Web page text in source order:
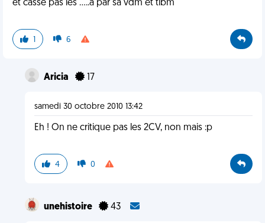
et casse pas les .....a par sa vdm et tlbm
1 6
Aricia 17
samedi 30 octobre 2010 13:42
Eh ! On ne critique pas les 2CV, non mais :p
4 0
unehistoire 43